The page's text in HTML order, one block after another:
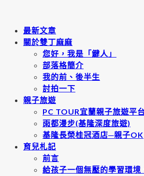
最新文章
關於雙丁麻麻
您好，我是「鍵人」
部落格簡介
我的前、後半生
討拍一下
親子旅遊
PC TOUR宜蘭親子旅遊平
雨都漫步(基隆深度旅遊)
基隆長榮桂冠酒店─親子OK
育兒札記
前言
給孩子一個無壓的學習環境